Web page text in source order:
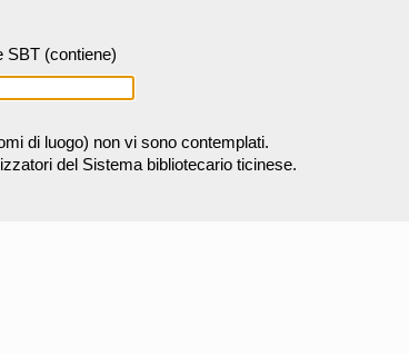
SBT (contiene)
di luogo) non vi sono contemplati.
del Sistema bibliotecario ticinese.